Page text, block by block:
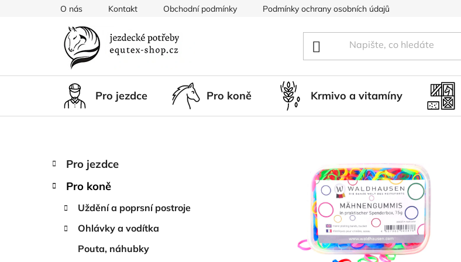
O nás Kontakt Obchodní podmínky Podmínky ochrany osobních údajů
Pro jezdce Pro koně Krmivo a vitamíny
P
s
Přeskočit
kategorie
K
a
Pro jezdce
Pro koně
Uždění a poprsní postroje
Ohlávky a vodítka
Pouta, náhubky